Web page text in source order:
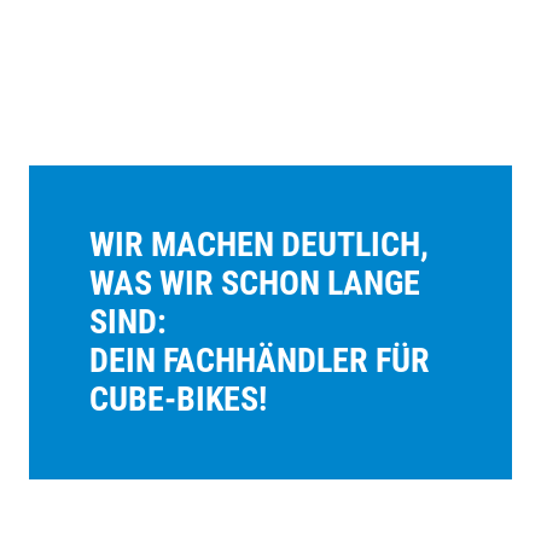
WIR MACHEN DEUTLICH,
WAS WIR SCHON LANGE
SIND:
DEIN FACHHÄNDLER FÜR
CUBE-BIKES!